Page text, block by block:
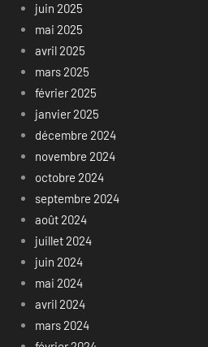
juin 2025
mai 2025
avril 2025
mars 2025
février 2025
janvier 2025
décembre 2024
novembre 2024
octobre 2024
septembre 2024
août 2024
juillet 2024
juin 2024
mai 2024
avril 2024
mars 2024